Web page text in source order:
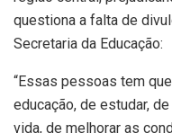
questiona a falta de
Secretaria da Educação:
“Essas pessoas tem
educação, de estudar,
vida, de melhorar as